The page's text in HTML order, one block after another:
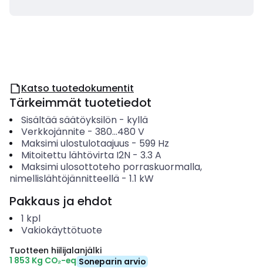
Katso tuotedokumentit
Tärkeimmät tuotetiedot
Sisältää säätöyksilön- kyllä
Verkkojännite - 380...480 V
Maksimi ulostulotaajuus - 599 Hz
Mitoitettu lähtövirta I2N- 3.3 A
Maksimi ulosottoteho porraskuormalla,
nimellislähtöjännitteellä - 1.1 kW
Pakkaus ja ehdot
1 kpl
Vakiokäyttötuote
Tuotteen hiilijalanjälki
1 853 Kg CO₂-eq Soneparin arvio